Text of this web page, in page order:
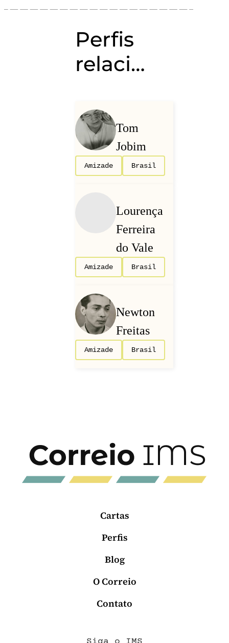
Perfis
relacionados
Tom
Jobim
Amizade Brasil
Lourença
Ferreira
do Vale
Amizade Brasil
Newton
Freitas
Amizade Brasil
Cartas
Perfis
Blog
O Correio
Contato